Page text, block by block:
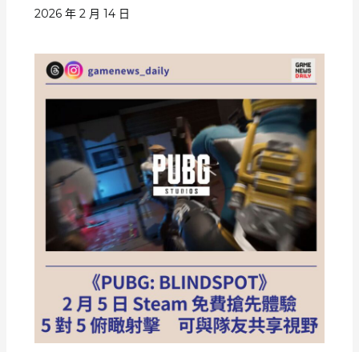
2026 年 2 月 14 日